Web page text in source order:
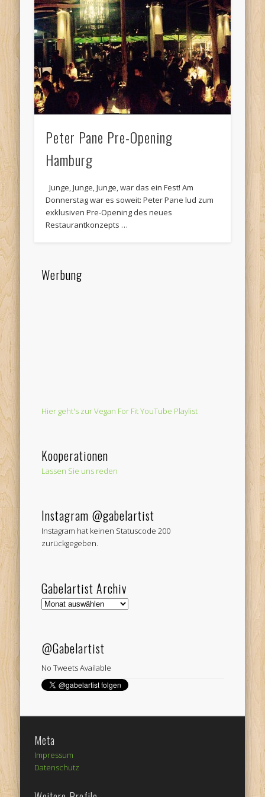
Peter Pane Pre-Opening
Hamburg
Junge, Junge, Junge, war das ein Fest! Am
Donnerstag war es soweit: Peter Pane lud zum
exklusiven Pre-Opening des neues
Restaurantkonzepts …
Werbung
Hier geht's zur Vegan For Fit YouTube Playlist
Kooperationen
Lassen Sie uns reden
Instagram @gabelartist
Instagram hat keinen Statuscode 200
zurückgegeben.
Gabelartist Archiv
Gabelartist
@Gabelartist
No Tweets Available
Meta
Impressum
Datenschutz